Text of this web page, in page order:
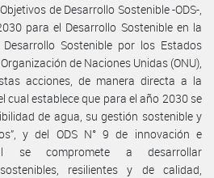
de Desarrollo Sostenible -ODS-,
para el Desarrollo Sostenible en la
Sostenible por los Estados
de Naciones Unidas (ONU),
acciones, de manera directa a la
cual establece que para el año 2030 se
de agua, su gestión sostenible y
y del ODS N° 9 de innovación e
se compromete a desarrollar
resilientes y de calidad,